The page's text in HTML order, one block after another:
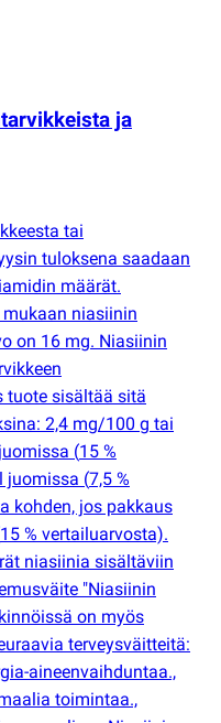
ja
tai
tuloksena saadaan
määrät.
niasiinin
on 16 mg. Niasiinin
tuote sisältää sitä
2,4 mg/100 g tai
(15 %
juomissa (7,5 %
kohden, jos pakkaus
15 % vertailuarvosta).
niasiinia sisältäviin
"Niasiinin
on myös
terveysväitteitä:
aineenvaihduntaa.,
toimintaa.,